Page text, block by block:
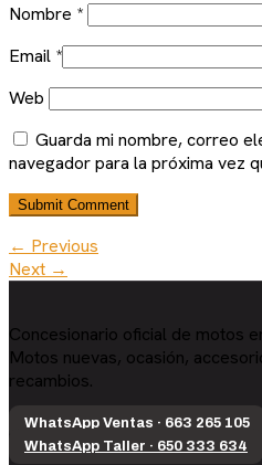
Nombre *
Email *
Web
Guarda mi nombre, correo
navegador para la próxima vez
← Previous
Next →
Concesionario oficial de motos
Motos nuevas, ocasión,
recambios.
WhatsApp Ventas · 663 265 105
WhatsApp Taller · 650 333 634